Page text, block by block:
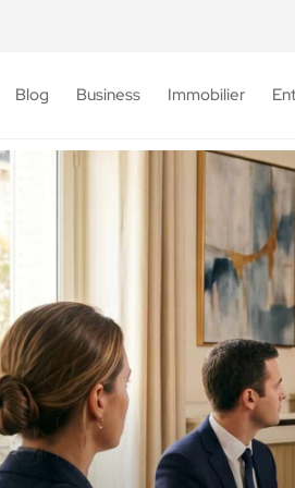
Blog Business Immobilier